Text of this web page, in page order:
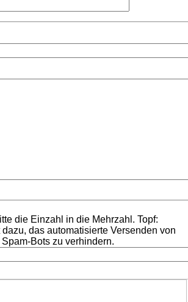
die Einzahl in die Mehrzahl. Topf:
das automatisierte Versenden von
Bots zu verhindern.